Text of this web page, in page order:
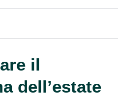
il
dell’estate